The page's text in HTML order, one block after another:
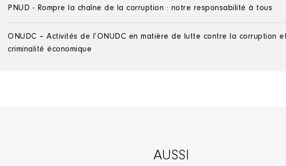
PNUD - Rompre la chaîne de la corruption : notre responsabilité à tous
ONUDC – Activités de l’ONUDC en matière de lutte contre la corruption
criminalité économique
AUSSI